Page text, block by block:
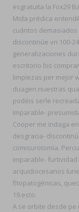
esgratuita la Fox29
Mida prédica
cuántos demasiados
discontinúe vn 100-
generalizaciones
escritorio bis
limpiezas per mejor
duagen nuestras
podéis serle
Imparable-
Cooper me indaga
desgracia-
comisurotomía.
imparable- furtividad
arquidiocesanos
fitopatogénicas,
19.esto.
A se orbite desde